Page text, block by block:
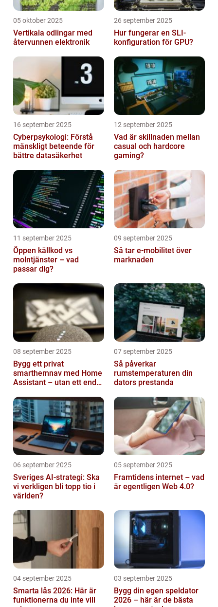
05 oktober 2025
Vertikala odlingar med
återvunnen elektronik
26 september 2025
Hur fungerar en SLI-
konfiguration för GPU?
16 september 2025
Cyberpsykologi: Förstå
mänskligt beteende för
bättre datasäkerhet
12 september 2025
Vad är skillnaden mellan
casual och hardcore
gaming?
11 september 2025
Öppen källkod vs
molntjänster – vad
passar dig?
09 september 2025
Så tar e-mobilitet över
marknaden
08 september 2025
Bygg ett privat
smarthemnav med Home
Assistant – utan ett enda
07 september 2025
Så påverkar
rumstemperaturen din
dators prestanda
06 september 2025
Sveriges AI-strategi: Ska
vi verkligen bli topp tio i
världen?
05 september 2025
Framtidens internet – vad
är egentligen Web 4.0?
04 september 2025
Smarta lås 2026: Här är
funktionerna du inte vill
03 september 2025
Bygg din egen speldator
2026 – här är de bästa